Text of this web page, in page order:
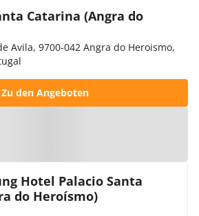
Catarina (Angra do
Avila, 9700-042 Angra do Heroismo,
Zu den Angeboten
Hotel Palacio Santa
do Heroísmo)